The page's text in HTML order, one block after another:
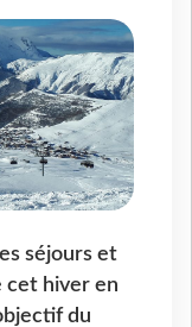
séjours et
cet hiver en
du